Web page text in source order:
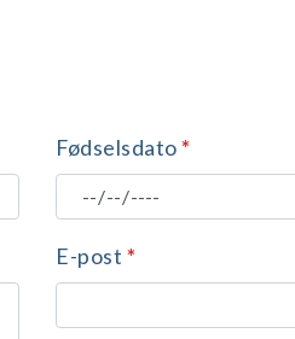
Fødselsdato*
E-post *